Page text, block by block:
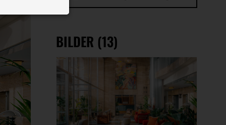
BILDER (13)